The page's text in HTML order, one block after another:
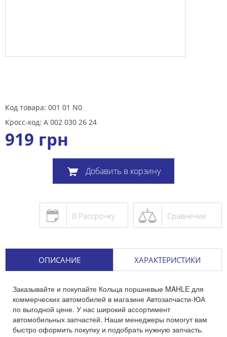
Код товара: 001 01 N0
Кросс-код: A 002 030 26 24
919 грн
Добавить в корзину
Сравнение
В Рассрочку
ОПИСАНИЕ ХАРАКТЕРИСТИКИ
Заказывайте и покупайте Кольца поршневые MAHLE для
коммерческих автомобилей в магазине Автозапчасти-ЮА
по выгодной цене. У нас широкий ассортимент
автомобильных запчастей. Наши менеджеры помогут вам
быстро оформить покупку и подобрать нужную запчасть.